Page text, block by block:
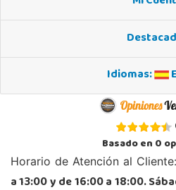
14013, Córdoba
STOCK
Juguetilandia Don
AV/ Vegas Altas Nº 27-2
06400, Don Benito
924 805 636
Idiomas:
Basado en0
Horario de Atención al Cliente:
a 13:00 y de 16:00 a 18:00.